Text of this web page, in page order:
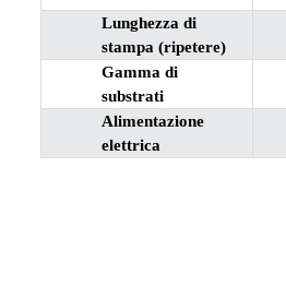
Lunghezza di
stampa (ripetere)
Gamma di
substrati
Alimentazione
elettrica